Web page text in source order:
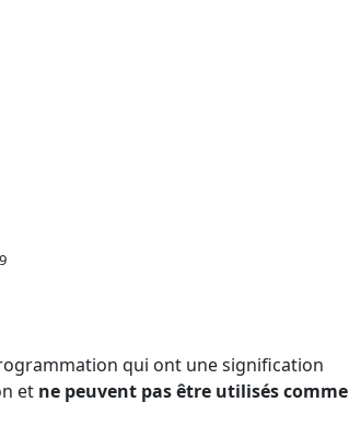
qui ont une signification
et ne peuvent pas être utilisés comme